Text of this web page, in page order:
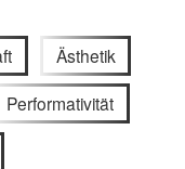
Ästhetik
Performativität